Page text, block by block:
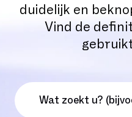
duidelijk en
Vind de